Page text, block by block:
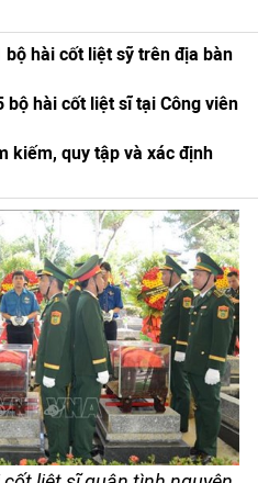
hài cốt liệt sỹ trên địa bàn
bộ hài cốt liệt sĩ tại Công viên
kiếm, quy tập và xác định